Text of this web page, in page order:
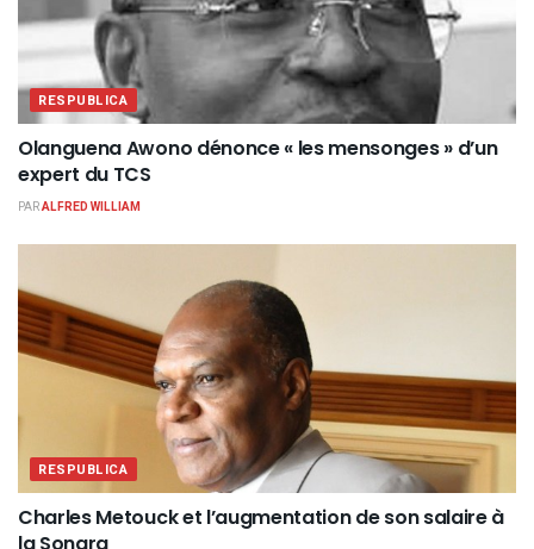
RESPUBLICA
Olanguena Awono dénonce « les mensonges » d’un
expert du TCS
PARALFRED WILLIAM
RESPUBLICA
Charles Metouck et l’augmentation de son salaire à
la Sonara